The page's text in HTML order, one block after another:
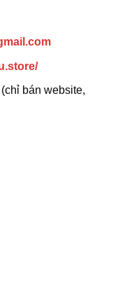
(chỉ bán website,